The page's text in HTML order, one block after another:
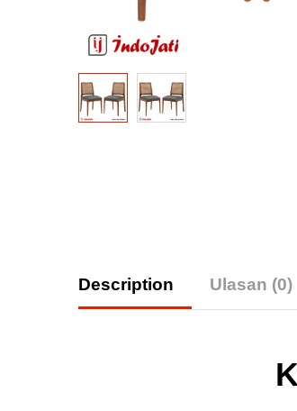
Description Ulasan (0)